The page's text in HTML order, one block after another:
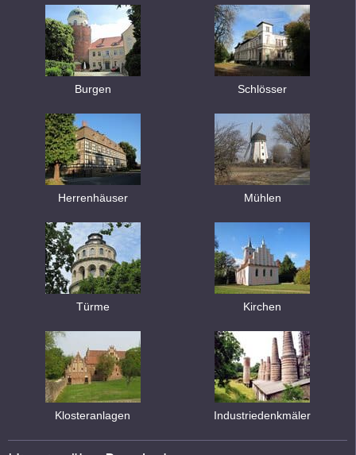
Burgen Schlösser
Herrenhäuser Mühlen
Türme Kirchen
Klosteranlagen Industriedenkmäler